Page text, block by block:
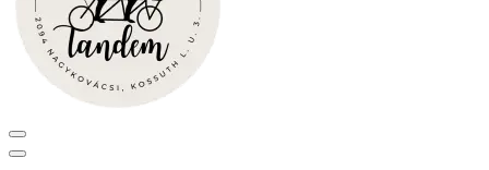
Navigation
Menu
Navigation